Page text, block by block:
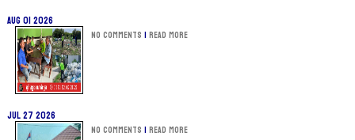
Aug 01 2026
No Comments | Read more
Jul 27 2026
No Comments | Read more